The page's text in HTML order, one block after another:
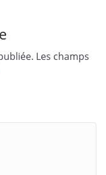
Les champs